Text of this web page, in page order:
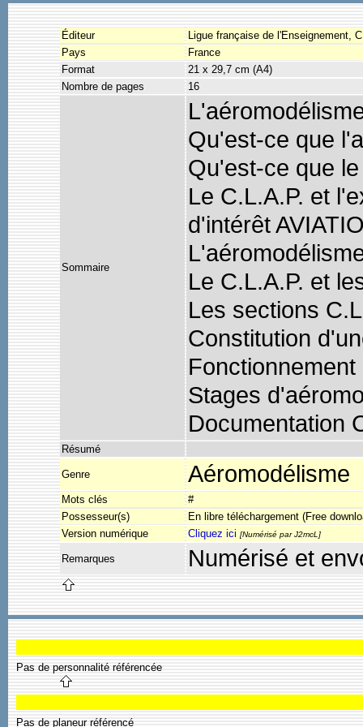
Éditeur
Ligue française de l'Enseignement,
Pays
France
Format
21 x 29,7 cm (A4)
Nombre de pages
16
Sommaire
Qu'est-ce que
Qu'est-ce que
Le C.L.A.P. et
d'intérêt
Le C.L.A.P. et
Les sections
Constitution
Stages
Documentation
Résumé
Genre Aéromodélisme
Mots clés
#
Possesseur(s)
En libre téléchargement (Free
Version numérique
Cliquez ici [Numérisé par J2mcL]
Remarques Numérisé et
Pas de personnalité référencée
Pas de planeur référencé